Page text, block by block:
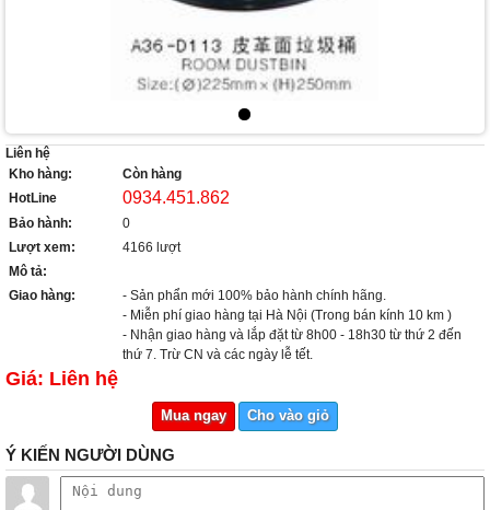
Liên hệ
Kho hàng:
Còn hàng
HotLine
0934.451.862
Bảo hành:
0
Lượt xem:
4166 lượt
Mô tả:
Giao hàng:
- Sản phẩn mới 100% bảo hành chính hãng.
- Miễn phí giao hàng tại Hà Nội (Trong bán kính 10 km )
- Nhận giao hàng và lắp đặt từ 8h00 - 18h30 từ thứ 2 đến
thứ 7. Trừ CN và các ngày lễ tết.
Giá: Liên hệ
Mua ngay Cho vào giỏ
Ý KIẾN NGƯỜI DÙNG